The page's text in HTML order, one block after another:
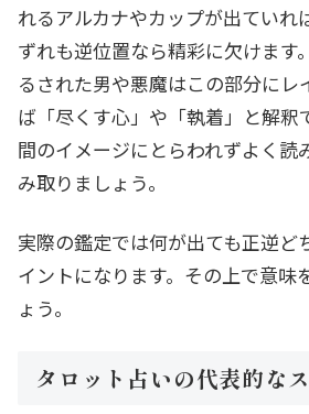
れるアルカナやカップが出ていれ
ずれも逆位置なら精彩に欠けます
るされた男や悪魔はこの部分にレ
ば「尽くす心」や「執着」と解釈
間のイメージにとらわれずよく読
み取りましょう。
実際の鑑定では何が出ても正逆ど
イントになります。その上で意味
ょう。
タロット占いの代表的な